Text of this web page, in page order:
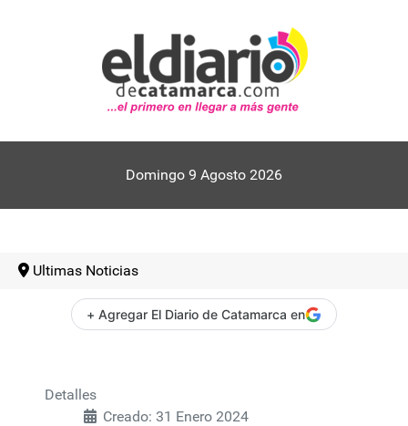
Domingo 9 Agosto 2026
Ultimas Noticias
+ Agregar El Diario de Catamarca en
Detalles
Creado: 31 Enero 2024